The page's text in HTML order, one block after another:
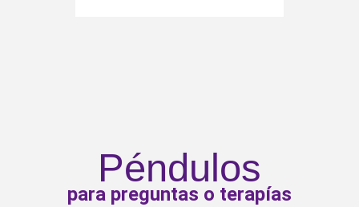
Péndulos
para preguntas o terapías